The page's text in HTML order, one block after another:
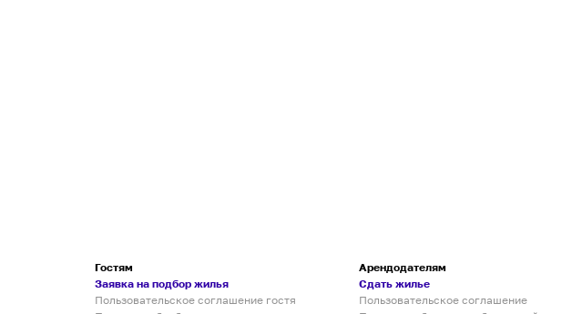
Гостям
Заявка на подбор жилья
Пользовательское соглашение гостя
Арендодателям
Сдать жилье
Пользовательское соглашение